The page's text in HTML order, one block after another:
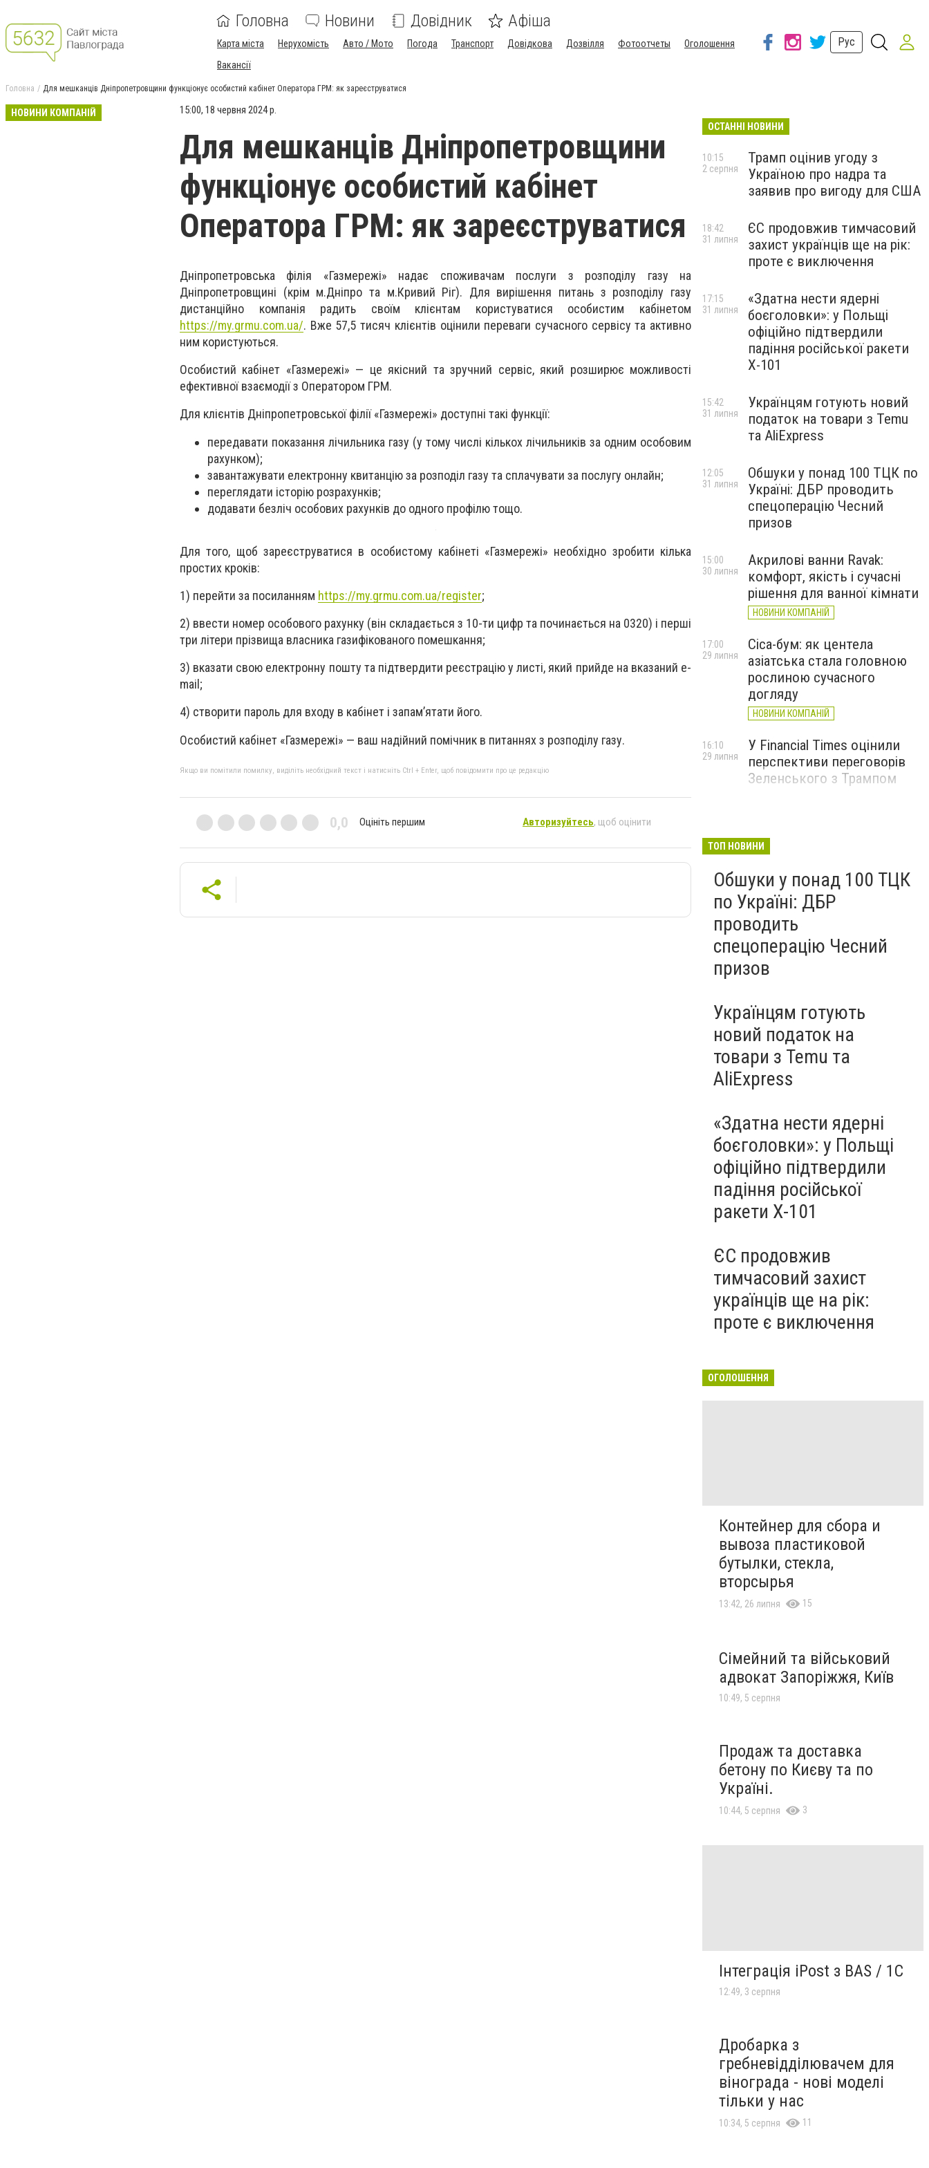
Головна Новини Довідник Афіша
Карта міста Нерухомість Авто / Мото Погода Транспорт Довідкова Дозвілля Фотоотчеты
Оголошення
Вакансії
Рус
Головна Для мешканців Дніпропетровщини функціонує особистий кабінет Оператора ГРМ: як зареєструватися
НОВИНИ КОМПАНІЙ 15:00, 18 червня 2024 р.
Для мешканців Дніпропетровщини
функціонує особистий кабінет
Оператора ГРМ: як зареєструватися
Дніпропетровська філія «Газмережі» надає споживачам послуги з розподілу газу на
Дніпропетровщині (крім м.Дніпро та м.Кривий Ріг). Для вирішення питань з розподілу газу
дистанційно компанія радить своїм клієнтам користуватися особистим кабінетом
https://my.grmu.com.ua/. Вже 57,5 тисяч клієнтів оцінили переваги сучасного сервісу та активно
ним користуються.
Особистий кабінет «Газмережі» — це якісний та зручний сервіс, який розширює можливості
ефективної взаємодії з Оператором ГРМ.
Для клієнтів Дніпропетровської філії «Газмережі» доступні такі функції:
передавати показання лічильника газу (у тому числі кількох лічильників за одним особовим
рахунком);
завантажувати електронну квитанцію за розподіл газу та сплачувати за послугу онлайн;
переглядати історію розрахунків;
додавати безліч особових рахунків до одного профілю тощо.
Для того, щоб зареєструватися в особистому кабінеті «Газмережі» необхідно зробити кілька
простих кроків:
1) перейти за посиланням https://my.grmu.com.ua/register;
2) ввести номер особового рахунку (він складається з 10-ти цифр та починається на 0320) і перші
три літери прізвища власника газифікованого помешкання;
3) вказати свою електронну пошту та підтвердити реєстрацію у листі, який прийде на вказаний e-
mail;
4) створити пароль для входу в кабінет і запам’ятати його.
Особистий кабінет «Газмережі» — ваш надійний помічник в питаннях з розподілу газу.
Якщо ви помітили помилку, виділіть необхідний текст і натисніть Ctrl + Enter, щоб повідомити про це редакцію
0,0 Оцініть першим Авторизуйтесь, щоб оцінити
ОСТАННІ НОВИНИ
Трамп оцінив угоду з
Україною про надра та
заявив про вигоду для США
10:15
2 серпня
ЄС продовжив тимчасовий
захист українців ще на рік:
проте є виключення
18:42
31 липня
«Здатна нести ядерні
боєголовки»: у Польщі
офіційно підтвердили
падіння російської ракети
Х-101
17:15
31 липня
Українцям готують новий
податок на товари з Temu
та AliExpress
15:42
31 липня
Обшуки у понад 100 ТЦК по
Україні: ДБР проводить
спецоперацію Чесний
призов
12:05
31 липня
Акрилові ванни Ravak:
комфорт, якість і сучасні
рішення для ванної кімнати
НОВИНИ КОМПАНІЙ
15:00
30 липня
Cica-бум: як центела
азіатська стала головною
рослиною сучасного
догляду
НОВИНИ КОМПАНІЙ
17:00
29 липня
У Financial Times оцінили
перспективи переговорів
Зеленського з Трампом
16:10
29 липня
ТОП НОВИНИ
Обшуки у понад 100 ТЦК
по Україні: ДБР
проводить
спецоперацію Чесний
призов
Українцям готують
новий податок на
товари з Temu та
AliExpress
«Здатна нести ядерні
боєголовки»: у Польщі
офіційно підтвердили
падіння російської
ракети Х-101
ЄС продовжив
тимчасовий захист
українців ще на рік:
проте є виключення
ОГОЛОШЕННЯ
Контейнер для сбора и
вывоза пластиковой
бутылки, стекла,
вторсырья
13:42, 26 липня 15
Сімейний та військовий
адвокат Запоріжжя, Київ
10:49, 5 серпня
Продаж та доставка
бетону по Києву та по
Україні.
10:44, 5 серпня 3
Інтеграція iPost з BAS / 1С
12:49, 3 серпня
Дробарка з
гребневідділювачем для
вінограда - нові моделі
тільки у нас
10:34, 5 серпня 11